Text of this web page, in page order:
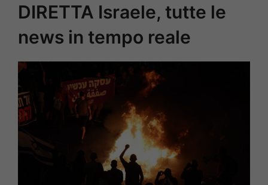
DIRETTA Israele, tutte le
news in tempo reale